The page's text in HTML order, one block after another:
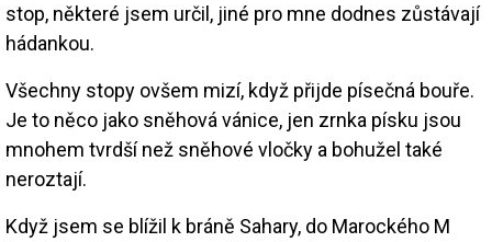
stop, některé jsem určil, jiné pro mne dodnes zůstávají
hádankou.
Všechny stopy ovšem mizí, když přijde písečná bouře.
Je to něco jako sněhová vánice, jen zrnka písku jsou
mnohem tvrdší než sněhové vločky a bohužel také
neroztají.
Když jsem se blížil k bráně Sahary, do Marockého M